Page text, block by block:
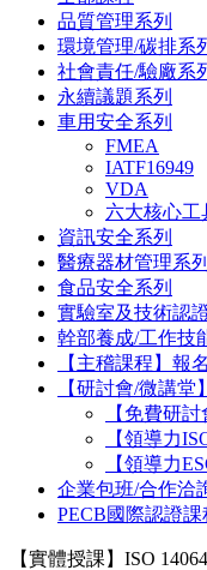
品質管理系列
環境管理/碳排系
社會責任/驗廠系
永續議題系列
車用安全系列
FMEA
IATF16949
VDA
六大核心工
資訊安全系列
醫療器材管理系列
食品安全系列
實驗室及技術認
幹部養成/工作技
【主稽課程】報名
【研討會/微講堂
【免費研討
【領導力
【領導力
企業包班/合作洽
PECB國際認證課
【實體授課】ISO